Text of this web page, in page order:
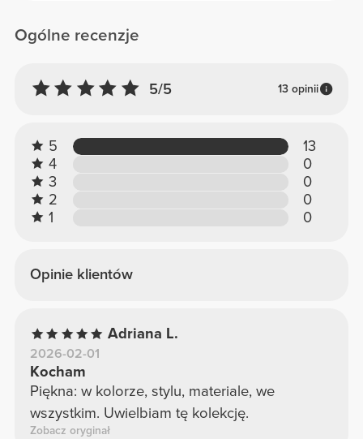
Ogólne recenzje
5/5 13 opinii
5
13
4
0
3
0
2
0
1
0
Opinie klientów
Adriana L.
2026-02-01
Kocham
Piękna: w kolorze, stylu, materiale, we
wszystkim. Uwielbiam tę kolekcję.
Zobacz oryginał